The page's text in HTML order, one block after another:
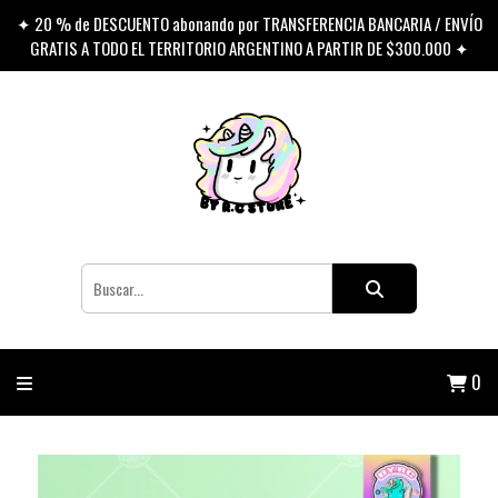
✦ 20 % de DESCUENTO abonando por TRANSFERENCIA BANCARIA / ENVÍO
GRATIS A TODO EL TERRITORIO ARGENTINO A PARTIR DE $300.000 ✦
0